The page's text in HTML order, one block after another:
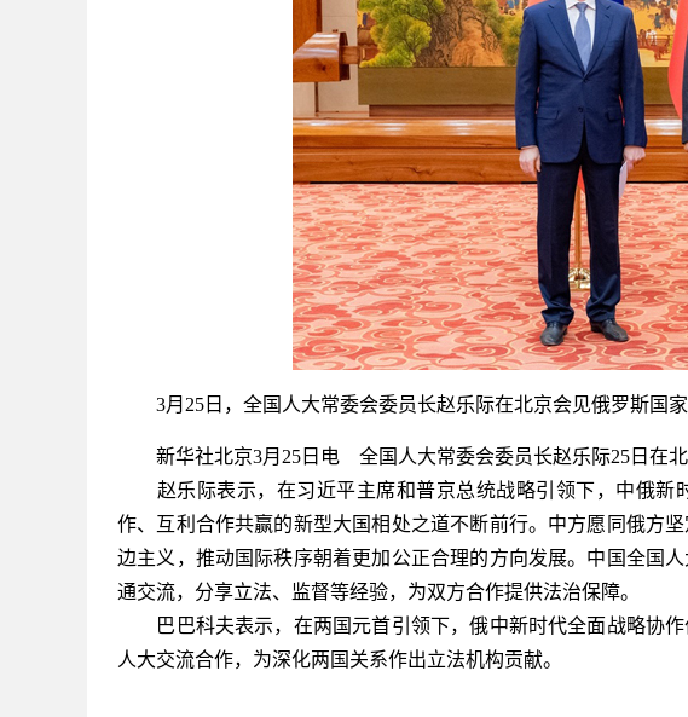
3月25日，全国人大常委会委员长赵乐际在北京会见俄罗斯国
新华社北京3月25日电 全国人大常委会委员长赵乐际25日在北
赵乐际表示，在习近平主席和普京总统战略引领下，中俄新
作、互利合作共赢的新型大国相处之道不断前行。中方愿同俄方
边主义，推动国际秩序朝着更加公正合理的方向发展。中国全国
通交流，分享立法、监督等经验，为双方合作提供法治保障。
巴巴科夫表示，在两国元首引领下，俄中新时代全面战略协作
人大交流合作，为深化两国关系作出立法机构贡献。